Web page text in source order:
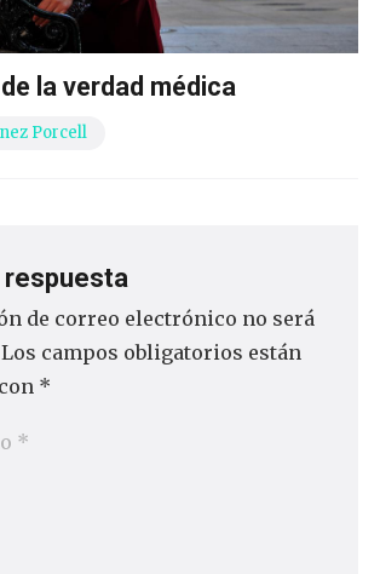
la verdad médica
Porcell
respuesta
de correo electrónico no será
Los campos obligatorios están
*